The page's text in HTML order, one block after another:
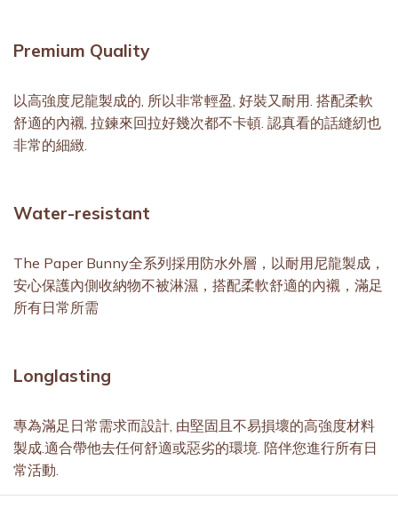
Premium Quality
以高強度尼⿓製成的, 所以非常輕盈, 好裝又耐用. 搭配柔軟
舒適的內襯, 拉鍊來回拉好幾次都不卡頓. 認真看的話縫紉也
非常的細緻.
Water-resistant
The Paper Bunny全系列採用防水外層，以耐用尼龍製成，
安心保護內側收納物不被淋濕，搭配柔軟舒適的內襯，滿足
所有日常所需
Longlasting
專為滿足日常需求而設計, 由堅固且不易損壞的高強度材料
製成.適合帶他去任何舒適或惡劣的環境. 陪伴您進行所有日
常活動.